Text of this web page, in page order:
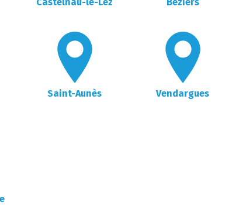
Castelnau-le-Lez Béziers
Saint-Aunès Vendargues